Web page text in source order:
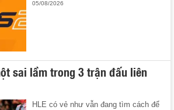
05/08/2026
sai lầm trong 3 trận đấu liên
HLE có vẻ như vẫn đang tìm cách để